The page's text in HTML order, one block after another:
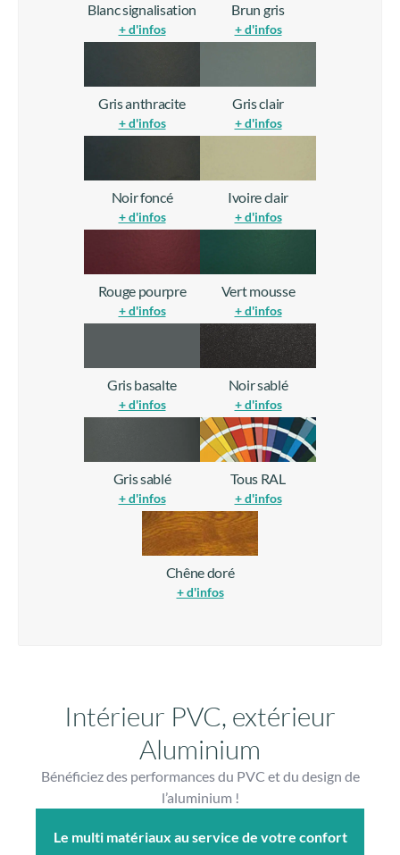
Blanc signalisation
+ d'infos
Brun gris
+ d'infos
Gris anthracite
+ d'infos
Gris clair
+ d'infos
Noir foncé
+ d'infos
Ivoire clair
+ d'infos
Rouge pourpre
+ d'infos
Vert mousse
+ d'infos
Gris basalte
+ d'infos
Noir sablé
+ d'infos
Gris sablé
+ d'infos
Tous RAL
+ d'infos
Chêne doré
+ d'infos
Intérieur PVC, extérieur
Aluminium
Bénéficiez des performances du PVC et du design de
l’aluminium !
Le multi matériaux au service de votre confort